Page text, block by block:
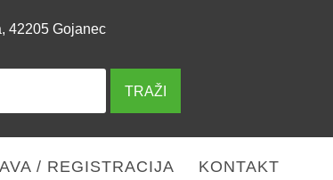
42205 Gojanec
TRAŽI
/ REGISTRACIJA KONTAKT